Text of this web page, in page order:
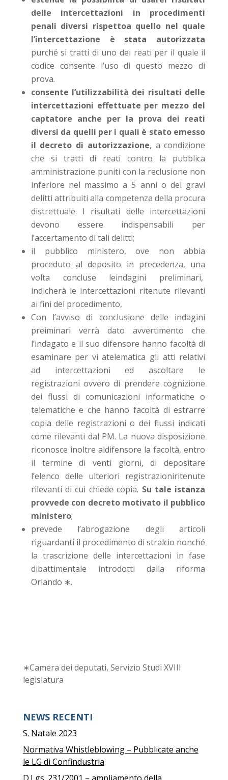
delle intercettazioni in procedimenti
penali diversi rispettoa quello nel quale
l’intercettazione è stata autorizzata
purché si tratti di uno dei reati per il quale il
codice consente l’uso di questo mezzo di
prova.
consente l’utilizzabilità dei risultati delle
intercettazioni effettuate per mezzo del
captatore anche per la prova dei reati
diversi da quelli per i quali è stato emesso
il decreto di autorizzazione, a condizione
che si tratti di reati contro la pubblica
amministrazione puniti con la reclusione non
inferiore nel massimo a 5 anni o dei gravi
delitti attribuiti alla competenza della procura
distrettuale. I risultati delle intercettazioni
devono essere indispensabili per
l’accertamento di tali delitti;
il pubblico ministero, ove non abbia
proceduto al deposito in precedenza, una
volta concluse leindagini preliminari,
indicherà le intercettazioni ritenute rilevanti
ai fini del procedimento,
Con l’avviso di conclusione delle indagini
preiminari verrà dato avvertimento che
l’indagato e il suo difensore hanno facoltà di
esaminare per vi atelematica gli atti relativi
ad intercettazioni ed ascoltare le
registrazioni ovvero di prendere cognizione
dei flussi di comunicazioni informatiche o
telematiche e che hanno facoltà di estrarre
copia delle registrazioni o dei flussi indicati
come rilevanti dal PM. La nuova disposizione
riconosce inoltre aldifensore la facoltà, entro
il termine di venti giorni, di depositare
l’elenco delle ulteriori registrazioniritenute
rilevanti di cui chiede copia. Su tale istanza
provvede con decreto motivato il pubblico
ministero;
prevede l’abrogazione degli articoli
riguardanti il procedimento di stralcio nonché
la trascrizione delle intercettazioni in fase
dibattimentale introdotti dalla riforma
Orlando ∗.
∗Camera dei deputati, Servizio Studi XVIII
legislatura
NEWS RECENTI
S. Natale 2023
Normativa Whistleblowing – Pubblicate anche
le LG di Confindustria